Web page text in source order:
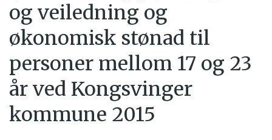
og veiledning og
økonomisk stønad til
personer mellom 17 og 23
år ved Kongsvinger
kommune 2015